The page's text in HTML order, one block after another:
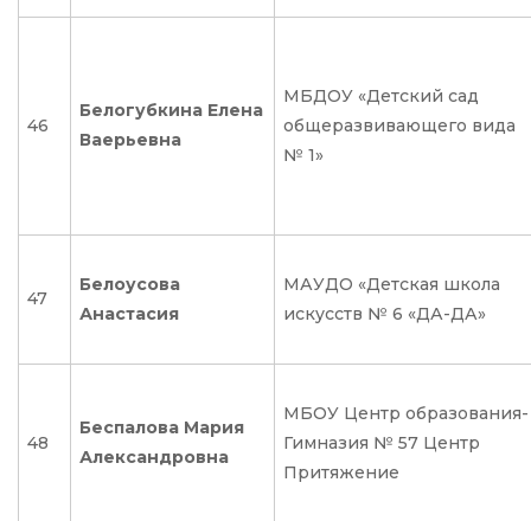
46
Белогубкина Елена
Ваерьевна
МБДОУ «Детский сад
общеразвивающего вида
№ 1»
47
Белоусова
Анастасия
МАУДО «Детская школа
искусств № 6 «ДА-ДА»
48
Беспалова Мария
Александровна
МБОУ Центр образования-
Гимназия № 57 Центр
Притяжение